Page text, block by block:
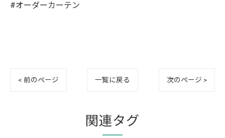
#オーダーカーテン
< 前のページ 一覧に戻る 次のページ >
関連タグ